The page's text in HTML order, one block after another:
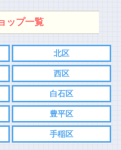
ップ一覧
北区
西区
白石区
豊平区
手稲区